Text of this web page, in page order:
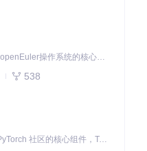
openEuler内核是openEuler操作系统的核心，既是系统性能与稳定性的基石，也是连接处理器、设备与服务的桥梁。
538
作为 Ascend for PyTorch 社区的核心组件，TorchNPU 是昇腾专为 PyTorch 打造的深度学习适配插件，使 PyTorch 框架能够直接调用昇腾 NPU，为开发者提供昇腾 AI 处理器的超强算力。